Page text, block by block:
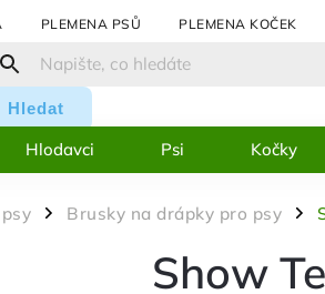
PLEMENA PSŮ PLEMENA KOČEK
Hledat
Hlodavci Psi Kočky
/ Brusky na drápky pro psy /
Show